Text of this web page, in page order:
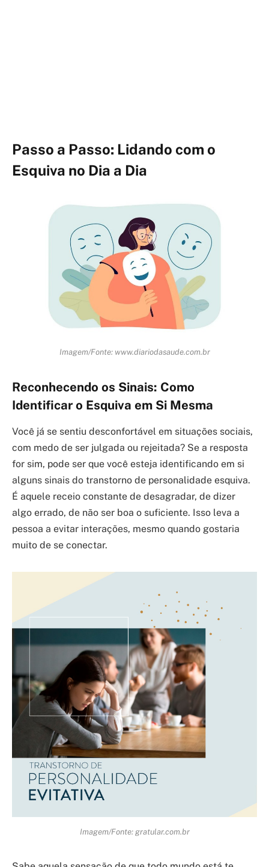
Passo a Passo: Lidando com o
Esquiva no Dia a Dia
Imagem/Fonte: www.diariodasaude.com.br
Reconhecendo os Sinais: Como
Identificar o Esquiva em Si Mesma
Você já se sentiu desconfortável em situações sociais,
com medo de ser julgada ou rejeitada? Se a resposta
for sim, pode ser que você esteja identificando em si
alguns sinais do transtorno de personalidade esquiva.
É aquele receio constante de desagradar, de dizer
algo errado, de não ser boa o suficiente. Isso leva a
pessoa a evitar interações, mesmo quando gostaria
muito de se conectar.
Imagem/Fonte: gratular.com.br